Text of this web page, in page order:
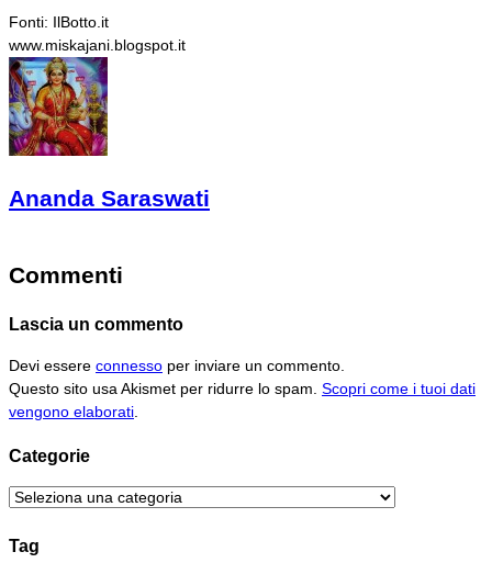
Fonti: IlBotto.it
www.miskajani.blogspot.it
Ananda Saraswati
Commenti
Lascia un commento
Devi essere connesso per inviare un commento.
Questo sito usa Akismet per ridurre lo spam. Scopri come i tuoi dati
vengono elaborati.
Categorie
Categorie
Tag